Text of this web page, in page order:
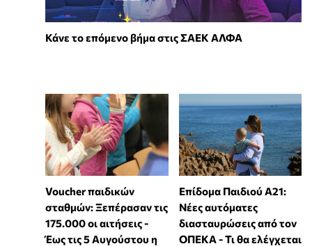
Κάνε το επόμενο βήμα στις ΣΑΕΚ ΑΛΦΑ
Voucher παιδικών
σταθμών: Ξεπέρασαν τις
175.000 οι αιτήσεις -
Έως τις 5 Αυγούστου η
Επίδομα Παιδιού Α21:
Νέες αυτόματες
διασταυρώσεις από τον
ΟΠΕΚΑ - Τι θα ελέγχεται